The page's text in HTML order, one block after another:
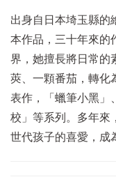
出身自日本埼玉縣的
本作品，三十年來的
界，她擅長將日常
莢、一顆番茄，轉化
表作，「蠟筆小黑」
校」等系列。多年來
世代孩子的喜愛，成